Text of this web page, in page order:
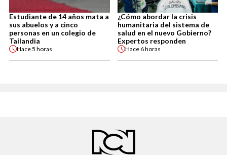
Estudiante de 14 años mata a
sus abuelos y a cinco
personas en un colegio de
Tailandia
Hace5 horas
¿Cómo abordar la crisis
humanitaria del sistema de
salud en el nuevo Gobierno?
Expertos responden
Hace 6 horas